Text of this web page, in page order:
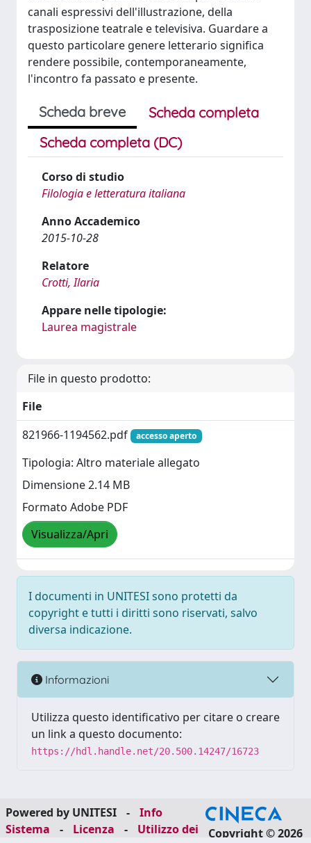
canali espressivi dell'illustrazione, della
trasposizione teatrale e televisiva. Guardare a
questo particolare genere letterario significa
rendere possibile, contemporaneamente,
l'incontro fa passato e presente.
Scheda breve
Scheda completa
Scheda completa (DC)
Corso di studio
Filologia e letteratura italiana
Anno Accademico
2015-10-28
Relatore
Crotti, Ilaria
Appare nelle tipologie:
Laurea magistrale
File in questo prodotto:
File
821966-1194562.pdf
accesso aperto
Tipologia: Altro materiale allegato
Dimensione 2.14 MB
Formato Adobe PDF
Visualizza/Apri
I documenti in UNITESI sono protetti da
copyright e tutti i diritti sono riservati, salvo
diversa indicazione.
Informazioni
Utilizza questo identificativo per citare o creare
un link a questo documento:
https://hdl.handle.net/20.500.14247/16723
Powered by UNITESI -
Info
Sistema
- Licenza -
Utilizzo dei
Copyright © 2026